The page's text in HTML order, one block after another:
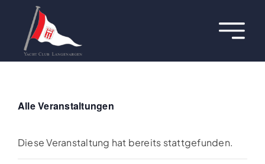
springen
Über uns
Termine
Aktuelles
Alle Veranstaltungen
Diese Veranstaltung hat bereits stattgefunden.